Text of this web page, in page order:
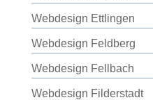
Webdesign Ettlingen
Webdesign Feldberg
Webdesign Fellbach
Webdesign Filderstadt